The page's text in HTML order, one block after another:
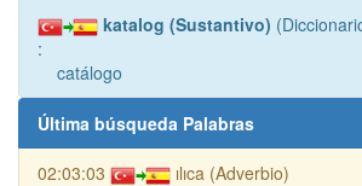
katalog (Sustantivo)
:
catálogo
Última búsqueda Palabras
02:03:03 ılıca (Adverbio)